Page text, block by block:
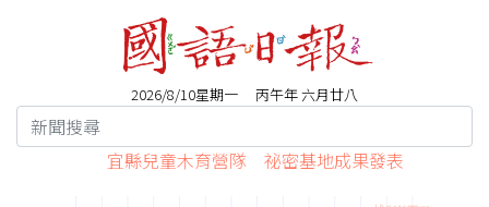
2026/8/10星期一 丙午年 六月廿八
宜縣兒童木育營隊 祕密基地成果發表